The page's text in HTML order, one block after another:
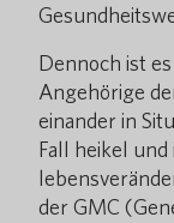
Dennoch ist
Angehörige
einander in
Fall heikel und
der GMC